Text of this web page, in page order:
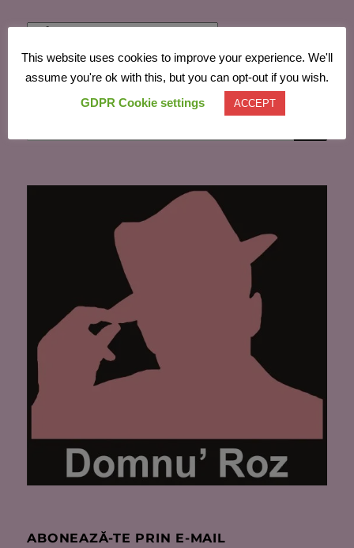
Powered by Translate
după:
ABONEAZĂ-TE PRIN E-MAIL
This website uses cookies to improve your experience. We'll
assume you're ok with this, but you can opt-out if you wish.
GDPR Cookie settings
ACCEPT